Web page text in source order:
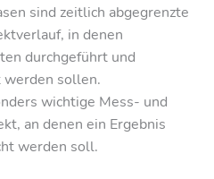
sind zeitlich abgegrenzte
in denen
durchgeführt und
werden sollen.
wichtige Mess- und
an denen ein Ergebnis
werden soll.